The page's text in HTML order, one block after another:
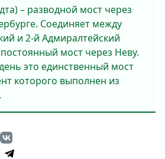
– разводной мост через
Соединяет между
и 2-й Адмиралтейский
мост через Неву.
это единственный мост
которого выполнен из